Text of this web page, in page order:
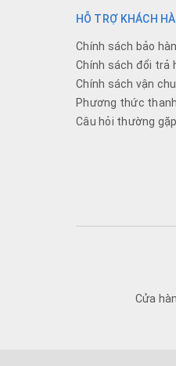
HỖ TRỢ KHÁCH
Chính sách bảo
Chính sách đổi trả
Chính sách vận
Phương thức
Câu hỏi thường gặp
Cửa